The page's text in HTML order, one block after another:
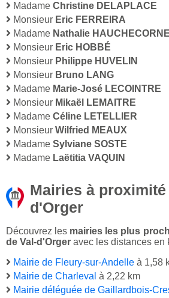
Madame Christine DELAPLACE
Monsieur Eric FERREIRA
Madame Nathalie HAUCHECORNE
Monsieur Eric HOBBÉ
Monsieur Philippe HUVELIN
Monsieur Bruno LANG
Madame Marie-José LECOINTRE
Monsieur Mikaël LEMAITRE
Madame Céline LETELLIER
Monsieur Wilfried MEAUX
Madame Sylviane SOSTE
Madame Laëtitia VAQUIN
Mairies à proximité
d'Orger
Découvrez les mairies les plus
de Val-d'Orger avec les distances en
Mairie de Fleury-sur-Andelle à 1,58
Mairie de Charleval à 2,22 km
Mairie déléguée de Gaillardbois-